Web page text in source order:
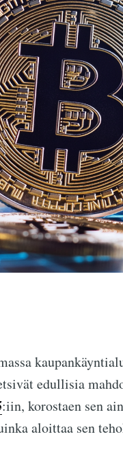
edullisia
:iin, korostaen sen
aloittaa sen